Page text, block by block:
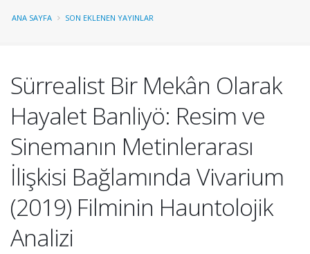
ANA SAYFA SON EKLENEN YAYINLAR
Sürrealist Bir Mekân Olarak
Hayalet Banliyö: Resim ve
Sinemanın Metinlerarası
İlişkisi Bağlamında Vivarium
(2019) Filminin Hauntolojik
Analizi